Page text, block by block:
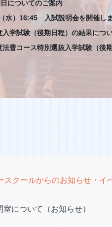
についてのご案内
水）16:45 入試説明会を開催し
入学試験（後期日程）の結果につ
法曹コース特別選抜入学試験（後
スクールからのお知らせ・イ
について（お知らせ）